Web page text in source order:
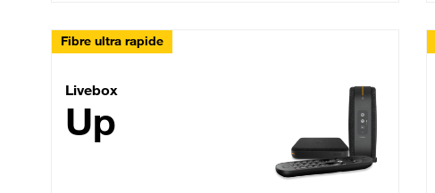
Fibre ultra rapide
Livebox Up Fibre
Livebox
Up